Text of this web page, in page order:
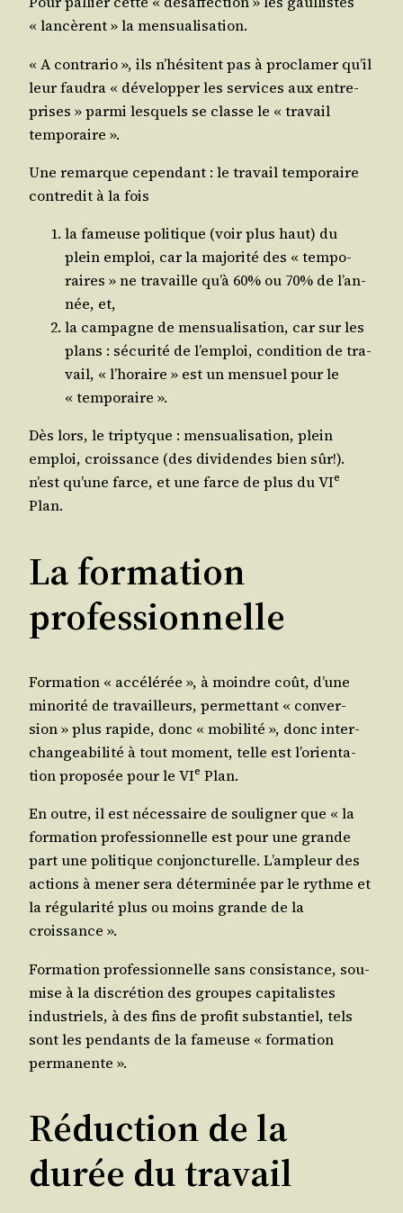
« lan­cèrent » la mensualisation.
« A contra­rio », ils n’hé­sitent pas à pro­cla­mer qu’il
leur fau­dra « déve­lop­per les ser­vices aux entre­
prises » par­mi les­quels se classe le « tra­vail
temporaire ».
Une remarque cepen­dant : le tra­vail tem­po­raire
contre­dit à la fois
la fameuse poli­tique (voir plus haut) du
plein emploi, car la majo­ri­té des « tem­po­
raires » ne tra­vaille qu’à 60% ou 70% de l’an­
née, et,
la cam­pagne de men­sua­li­sa­tion, car sur les
plans : sécu­ri­té de l’emploi, condi­tion de tra­
vail, « l’ho­raire » est un men­suel pour le
« temporaire ».
Dès lors, le trip­tyque : men­sua­li­sa­tion, plein
emploi, crois­sance (des divi­dendes bien sûr!).
n’est qu’une farce, et une farce de plus du VIe
Plan.
La formation
professionnelle
For­ma­tion « accé­lé­rée », à moindre coût, d’une
mino­ri­té de tra­vailleurs, per­met­tant « conver­
sion » plus rapide, donc « mobi­li­té », donc inter­
chan­gea­bi­li­té à tout moment, telle est l’o­rien­ta­
tion pro­po­sée pour le VIe Plan.
En outre, il est néces­saire de sou­li­gner que « la
for­ma­tion pro­fes­sion­nelle est pour une grande
part une poli­tique conjonc­tu­relle. L’am­pleur des
actions à mener sera déter­mi­née par le rythme et
la régu­la­ri­té plus ou moins grande de la
croissance ».
For­ma­tion pro­fes­sion­nelle sans consis­tance, sou­
mise à la dis­cré­tion des groupes capi­ta­listes
indus­triels, à des fins de pro­fit sub­stan­tiel, tels
sont les pen­dants de la fameuse « for­ma­tion
permanente ».
Réduction de la
durée du travail